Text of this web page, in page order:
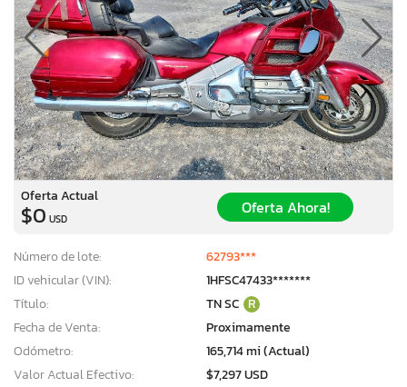
Oferta Actual
$0 USD
Oferta Ahora!
Número de lote:
62793***
ID vehicular (VIN):
1HFSC47433*******
Título:
TN SC R
Fecha de Venta:
Proximamente
Odómetro:
165,714 mi (Actual)
Valor Actual Efectivo:
$7,297 USD